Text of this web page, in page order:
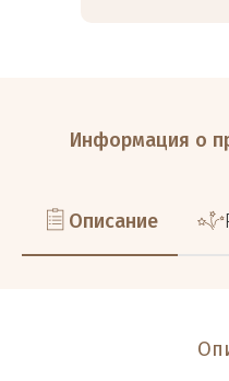
Информация о
Описание